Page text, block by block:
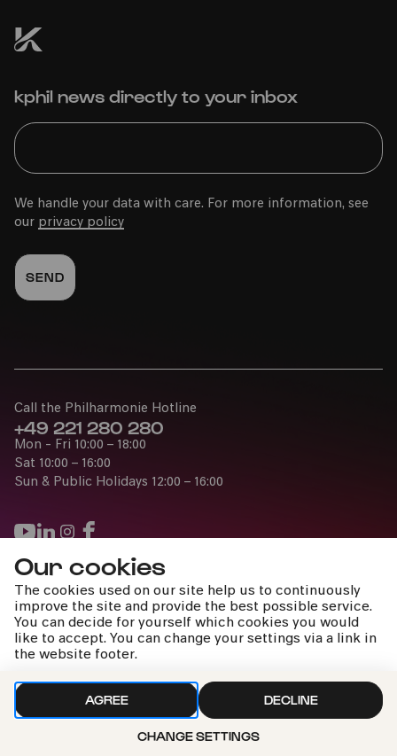
Our cookies
The cookies used on our site help us to continuously
improve the site and provide the best possible service.
You can decide for yourself which cookies you would
like to accept. You can change your settings via a link in
the website footer.
AGREE DECLINE
CHANGE SETTINGS
kphil news directly to your inbox
We handle your data with care. For more information, see
our privacy policy
Press
Jobs
News
Contact
Submit a withdrawal request
Call the Philharmonie Hotline
+49 221 280 280
Mon - Fri 10:00 – 18:00
Sat 10:00 – 16:00
Sun & Public Holidays 12:00 – 16:00
Cookie settings